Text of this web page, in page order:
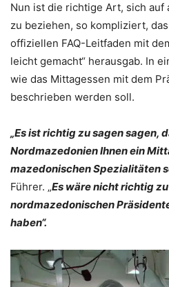
Nun ist die richtige Art, sich auf
zu beziehen, so kompliziert,
offiziellen FAQ-Leitfaden mit
leicht gemacht“ herausgab. In
wie das Mittagessen mit dem
beschrieben werden soll.
„Es ist richtig zu sagen sagen,
Nordmazedonien Ihnen ein
mazedonischen Spezialitäten
Führer. „Es wäre nicht richtig
nordmazedonischen
haben“.